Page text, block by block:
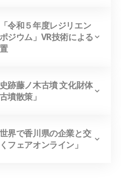
令和５年度レジリエン
ジウム」VR技術による
跡藤ノ木古墳 文化財体
墳散策」
界で香川県の企業と交
フェアオンライン」